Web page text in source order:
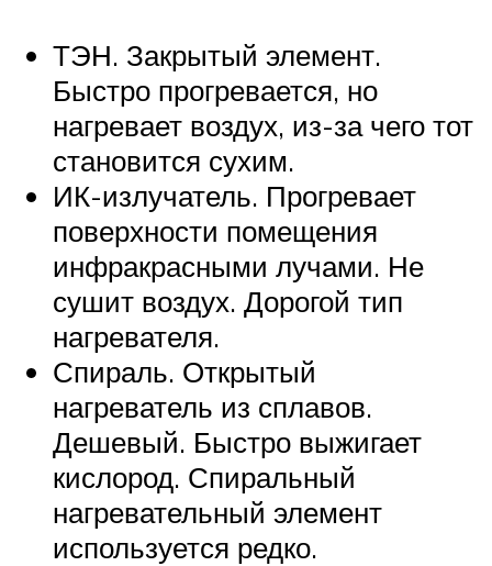
ТЭН. Закрытый элемент.
Быстро прогревается, но
нагревает воздух, из-за чего тот
становится сухим.
ИК-излучатель. Прогревает
поверхности помещения
инфракрасными лучами. Не
сушит воздух. Дорогой тип
нагревателя.
Спираль. Открытый
нагреватель из сплавов.
Дешевый. Быстро выжигает
кислород. Спиральный
нагревательный элемент
используется редко.